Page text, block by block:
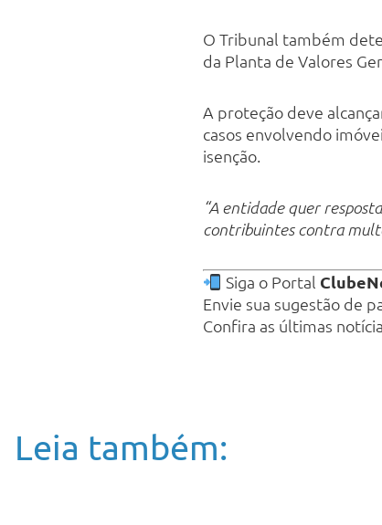
O Tribunal também
da Planta de Valores
A proteção deve
casos envolvendo
isenção.
“A entidade quer
contribuintes contra
Siga o Portal
Envie sua sugestão de
Confira as últimas
Leia também: